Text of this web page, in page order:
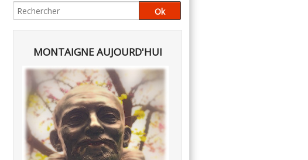
MONTAIGNE AUJOURD'HUI